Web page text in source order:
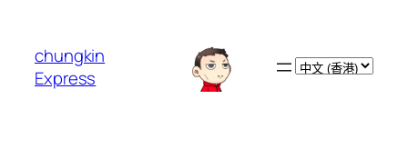
chungkin
Express
Choose